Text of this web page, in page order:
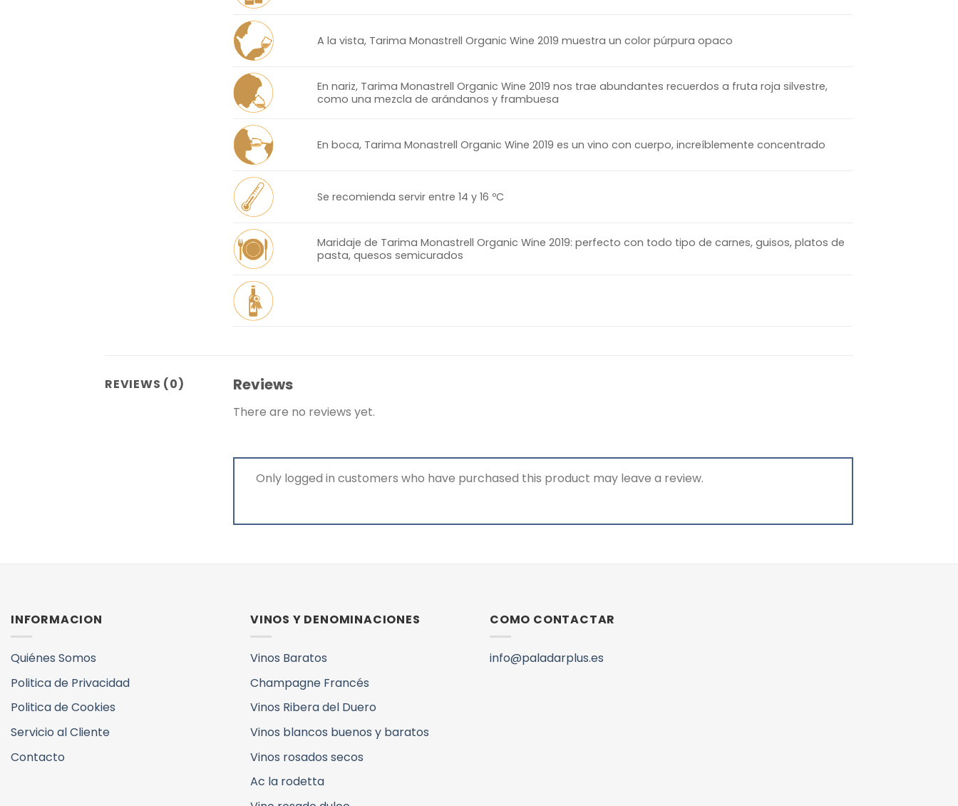
A la vista, Tarima Monastrell Organic Wine 2019 muestra un color púrpura opaco
En nariz, Tarima Monastrell Organic Wine 2019 nos trae abundantes recuerdos a fruta roja silvestre,
como una mezcla de arándanos y frambuesa
En boca, Tarima Monastrell Organic Wine 2019 es un vino con cuerpo, increíblemente concentrado
Se recomienda servir entre 14 y 16 ºC
Maridaje de Tarima Monastrell Organic Wine 2019: perfecto con todo tipo de carnes, guisos, platos de
pasta, quesos semicurados
REVIEWS (0) Reviews
There are no reviews yet.
Only logged in customers who have purchased this product may leave a review.
INFORMACION
Quiénes Somos
Politica de Privacidad
Politica de Cookies
Servicio al Cliente
Contacto
VINOS Y DENOMINACIONES
Vinos Baratos
Champagne Francés
Vinos Ribera del Duero
Vinos blancos buenos y baratos
Vinos rosados secos
Ac la rodetta
COMO CONTACTAR
info@paladarplus.es